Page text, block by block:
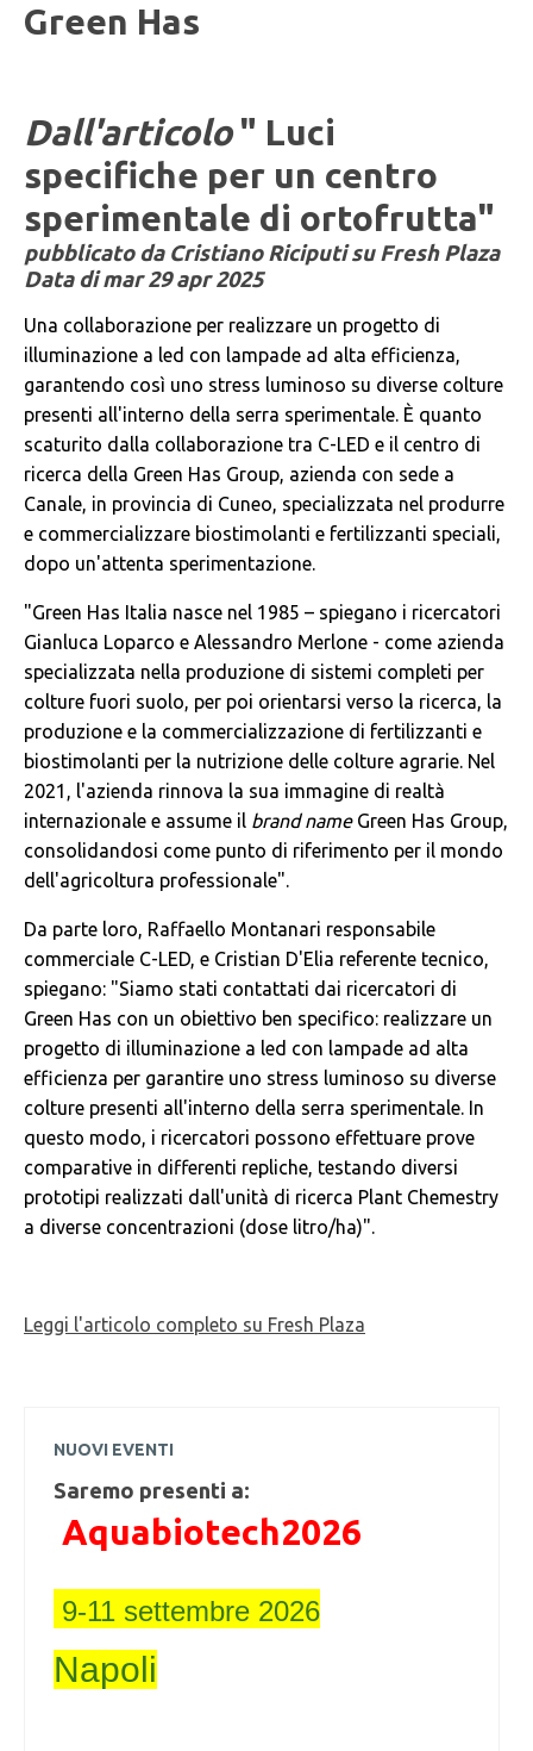
Green Has
Dall'articolo" Luci
specifiche per un centro
sperimentale di ortofrutta"
pubblicato da Cristiano Riciputi su Fresh Plaza
Data dimar 29 apr 2025
Una collaborazione per realizzare un progetto di
illuminazione a led con lampade ad alta efficienza,
garantendo così uno stress luminoso su diverse colture
presenti all'interno della serra sperimentale. È quanto
scaturito dalla collaborazione tra C-LED e il centro di
ricerca della Green Has Group, azienda con sede a
Canale, in provincia di Cuneo, specializzata nel produrre
e commercializzare biostimolanti e fertilizzanti speciali,
dopo un'attenta sperimentazione.
"Green Has Italia nasce nel 1985 – spiegano i ricercatori
Gianluca Loparco e Alessandro Merlone - come azienda
specializzata nella produzione di sistemi completi per
colture fuori suolo, per poi orientarsi verso la ricerca, la
produzione e la commercializzazione di fertilizzanti e
biostimolanti per la nutrizione delle colture agrarie. Nel
2021, l'azienda rinnova la sua immagine di realtà
internazionale e assume il brand name Green Has Group,
consolidandosi come punto di riferimento per il mondo
dell'agricoltura professionale".
Da parte loro, Raffaello Montanari responsabile
commerciale C-LED, e Cristian D'Elia referente tecnico,
spiegano: "Siamo stati contattati dai ricercatori di
Green Has con un obiettivo ben specifico: realizzare un
progetto di illuminazione a led con lampade ad alta
efficienza per garantire uno stress luminoso su diverse
colture presenti all'interno della serra sperimentale. In
questo modo, i ricercatori possono effettuare prove
comparative in differenti repliche, testando diversi
prototipi realizzati dall'unità di ricerca Plant Chemestry
a diverse concentrazioni (dose litro/ha)".
Leggi l'articolo completo su Fresh Plaza
NUOVI EVENTI
Saremo presenti a:
Aquabiotech2026
9-11 settembre 2026
Napoli